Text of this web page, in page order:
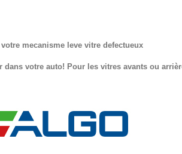
mecanisme leve vitre defectueux
votre auto! Pour les vitres avants ou